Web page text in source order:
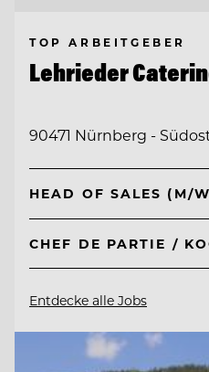
TOP ARBEITGEBER
Lehrieder
90471 Nürnberg -
HEAD OF SALES (M/
CHEF DE PARTIE /
Entdecke alle Jobs